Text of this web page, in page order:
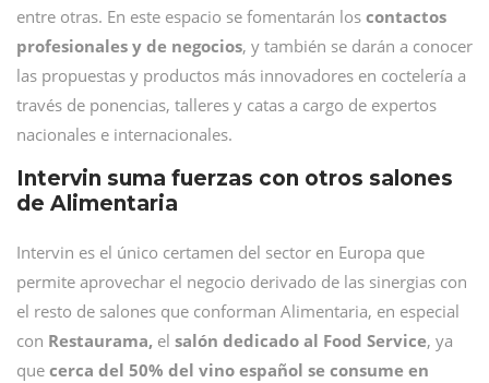
entre otras. En este espacio se fomentarán los contactos
profesionales y de negocios, y también se darán a conocer
las propuestas y productos más innovadores en coctelería a
través de ponencias, talleres y catas a cargo de expertos
nacionales e internacionales.
Intervin suma fuerzas con otros salones
de Alimentaria
Intervin es el único certamen del sector en Europa que
permite aprovechar el negocio derivado de las sinergias con
el resto de salones que conforman Alimentaria, en especial
con Restaurama, el salón dedicado al Food Service, ya
que cerca del 50% del vino español se consume en